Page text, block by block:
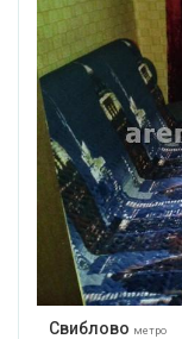
Свиблово метро